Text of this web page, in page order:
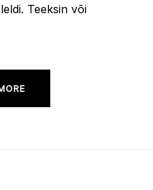
Teeksin või